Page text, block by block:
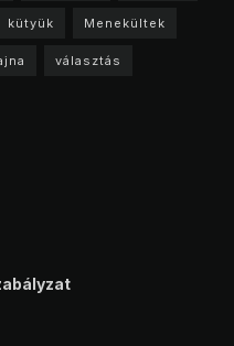
kütyük Menekültek
választás